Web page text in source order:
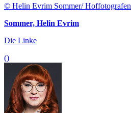
© Helin Evrim Sommer/ Hoffotografen
Sommer, Helin Evrim
Die Linke
()